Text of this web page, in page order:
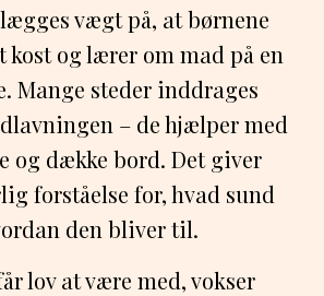
vægt på, at børnene
kost og lærer om mad på en
Mange steder inddrages
– de hjælper med
og dække bord. Det giver
forståelse for, hvad sund
den bliver til.
lov at være med, vokser